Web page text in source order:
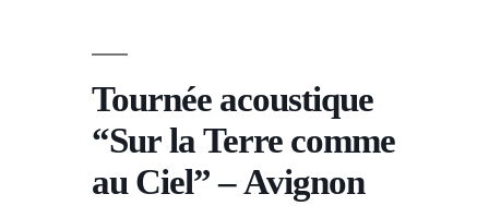
Tournée acoustique
“Sur la Terre comme
au Ciel” – Avignon